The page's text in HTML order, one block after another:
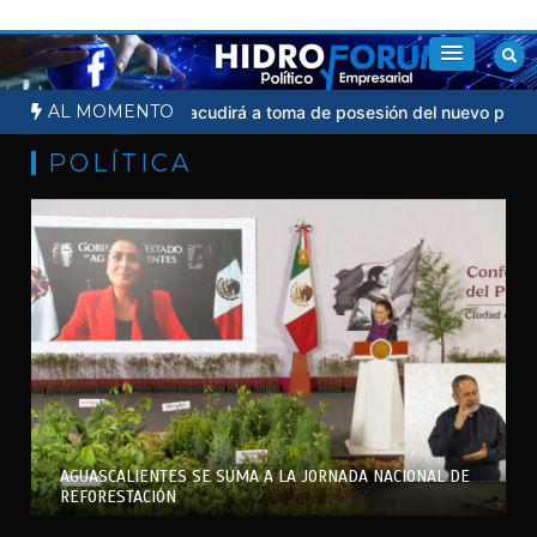
al
contenido
AL MOMENTO
Sheinbaum no acudirá a toma de posesión del nuevo
POLÍTICA
AGUASCALIENTES SE SUMA A LA JORNADA NACIONAL DE
REFORESTACIÓN